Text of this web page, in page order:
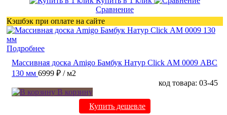
Сравнение
Кэшбэк при оплате на сайте
Подробнее
Массивная доска Amigo Бамбук Натур Click АМ 0009 ABC
130 мм 6999 ₽ / м2
код товара: 03-45
В корзину
Купить дешевле